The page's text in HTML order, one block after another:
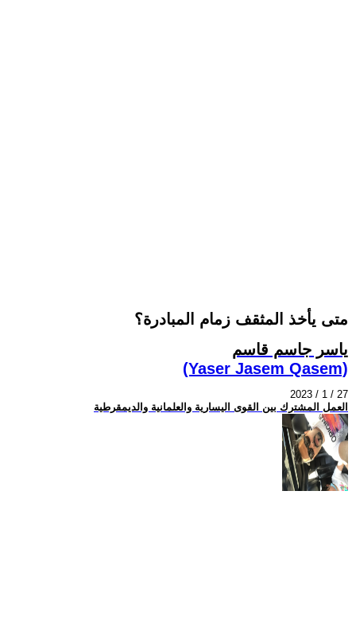
متى يأخذ المثقف زمام المبادرة؟
ياسر جاسم قاسم
(Yaser Jasem Qasem)
2023 / 1 / 27
العمل المشترك بين القوى اليسارية والعلمانية والديمقرطية